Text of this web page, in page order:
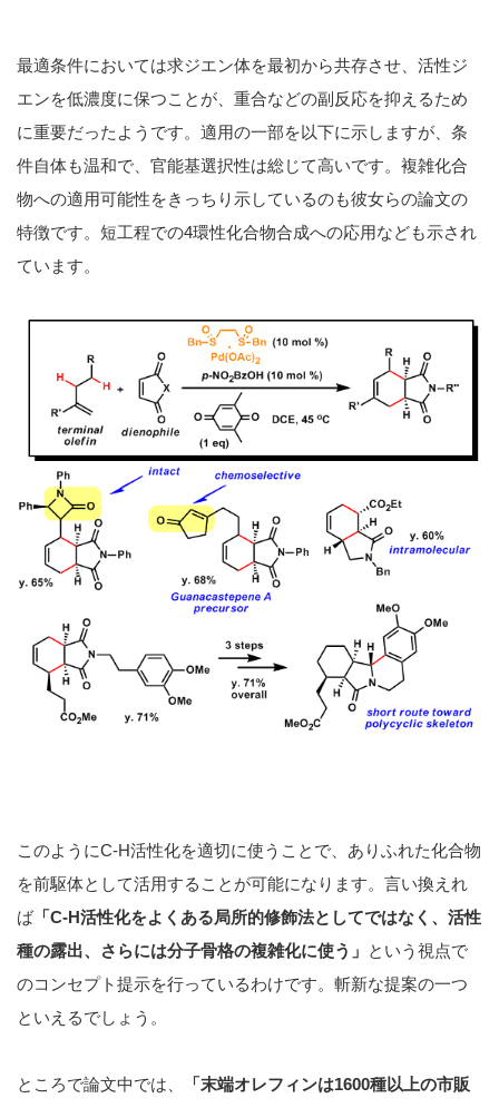
最適条件においては求ジエン体を最初から共存させ、活性ジ
エンを低濃度に保つことが、重合などの副反応を抑えるため
に重要だったようです。適用の一部を以下に示しますが、条
件自体も温和で、官能基選択性は総じて高いです。複雑化合
物への適用可能性をきっちり示しているのも彼女らの論文の
特徴です。短工程での4環性化合物合成への応用なども示され
ています。
このようにC-H活性化を適切に使うことで、ありふれた化合物
を前駆体として活用することが可能になります。言い換えれ
ば「C-H活性化をよくある局所的修飾法としてではなく、活性
種の露出、さらには分子骨格の複雑化に使う」 という視点で
のコンセプト提示を行っているわけです。斬新な提案の一つ
といえるでしょう。
ところで論文中では、 「末端オレフィンは1600種以上の市販